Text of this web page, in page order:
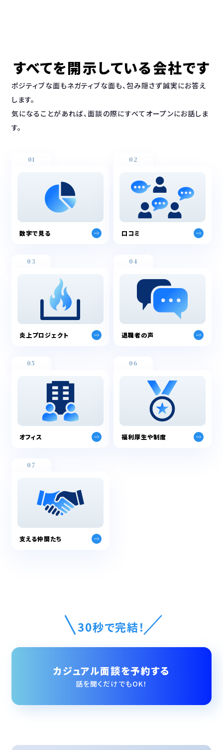
すべてを開示している会社です
ポジティブな面もネガティブな面も、包み隠さず誠実にお答え
します。
気になることがあれば、面談の際にすべてオープンにお話しま
す。
01
数字で見る
02
口コミ
03
炎上プロジェクト
04
退職者の声
05
オフィス
06
福利厚生や制度
07
支える仲間たち
30秒で完結！
カジュアル面談を予約する
話を聞くだけでもOK！